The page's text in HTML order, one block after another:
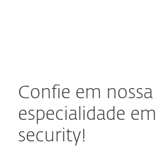
Confie em nossa
especialidade
security!